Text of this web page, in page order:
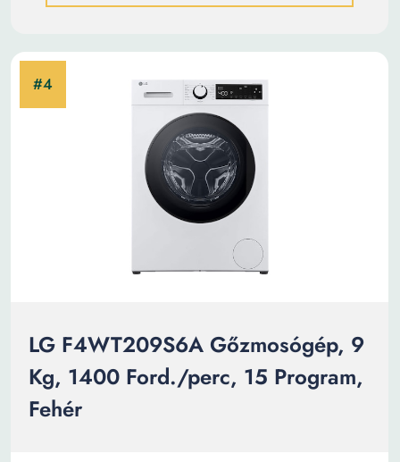
LG F4WT209S6A Gőzmosógép, 9
Kg, 1400 Ford./perc, 15 Program,
Fehér